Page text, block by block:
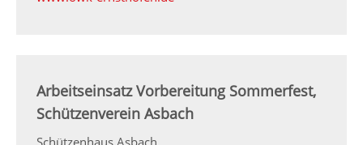
Arbeitseinsatz Vorbereitung Sommerfest,
Schützenverein Asbach
Schützenhaus Asbach